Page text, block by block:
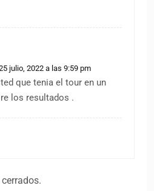
julio, 2022 a las 9:59 pm
que tenia el tour en un
los resultados .